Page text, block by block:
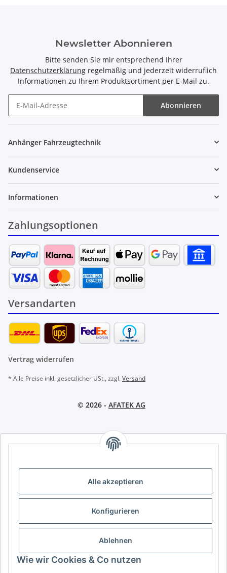
Alle akzeptieren
Konfigurieren
Ablehnen
Wie wir Cookies & Co nutzen
Newsletter Abonnieren
Bitte senden Sie mir entsprechend Ihrer
Datenschutzerklärung regelmäßig und jederzeit widerruflich
Informationen zu Ihrem Produktsortiment per E-Mail zu.
Abonnieren
Anhänger Fahrzeugtechnik
Kundenservice
Informationen
Zahlungsoptionen
Versandarten
Vertrag widerrufen
* Alle Preise inkl. gesetzlicher USt., zzgl.Versand
© 2026 - AFATEK AG
AFATEK INTERNATIONAL – SELECT REGION & LANGUAGE |
AT CH (DE)
FR IT ES DK PL
USA
SE FI CZ